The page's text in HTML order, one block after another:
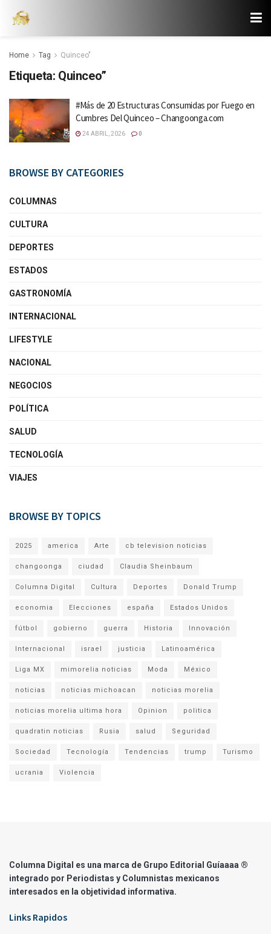
Home Tag Quinceo"
Etiqueta: Quinceo”
#Más de 20 Estructuras Consumidas por Fuego en
Cumbres Del Quinceo – Changoonga.com
24 ABRIL, 2026 0
BROWSE BY CATEGORIES
COLUMNAS
CULTURA
DEPORTES
ESTADOS
GASTRONOMÍA
INTERNACIONAL
LIFESTYLE
NACIONAL
NEGOCIOS
POLÍTICA
SALUD
TECNOLOGÍA
VIAJES
BROWSE BY TOPICS
2025 america Arte cb television noticias
changoonga ciudad Claudia Sheinbaum
Columna Digital Cultura Deportes Donald Trump
economia Elecciones españa Estados Unidos
fútbol gobierno guerra Historia Innovación
Internacional israel justicia Latinoamérica
Liga MX mimorelia noticias Moda México
noticias noticias michoacan noticias morelia
noticias morelia ultima hora Opinion politica
quadratin noticias Rusia salud Seguridad
Sociedad Tecnología Tendencias trump Turismo
ucrania Violencia
Columna Digital es una marca de Grupo Editorial Guíaaaa ®
integrado por Periodistas y Columnistas mexicanos
interesados en la objetividad informativa.
Links Rapidos